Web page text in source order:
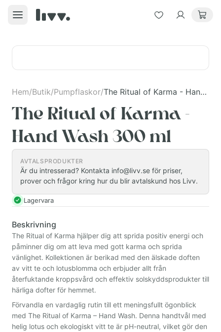
Hem/Butik/Pumpflaskor/ The Ritual of Karma - Hand Wash 300 ml
The Ritual of Karma -
Hand Wash 300 ml
AVTALSPRODUKTER
Är du intresserad? Kontakta info@livv.se för priser,
prover och frågor kring hur du blir avtalskund hos Livv.
Lagervara
Beskrivning
The Ritual of Karma hjälper dig att sprida positiv energi och
påminner dig om att leva med gott karma och sprida
vänlighet. Kollektionen är berikad med den älskade doften
av vitt te och lotusblomma och erbjuder allt från
återfuktande kroppsvård och effektiv solskyddsprodukter till
härliga dofter för hemmet.
Förvandla en vardaglig rutin till ett meningsfullt ögonblick
med The Ritual of Karma – Hand Wash. Denna handtvål med
helig lotus och ekologiskt vitt te är pH-neutral, vilket gör den